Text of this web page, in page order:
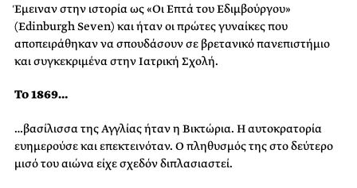
Έμειναν στην ιστορία ως «Οι Επτά του Εδιμβούργου»
(Edinburgh Seven) και ήταν οι πρώτες γυναίκες που
αποπειράθηκαν να σπουδάσουν σε βρετανικό πανεπιστήμιο
και συγκεκριμένα στην Ιατρική Σχολή.
Το 1869…
…βασίλισσα της Αγγλίας ήταν η Βικτώρια. Η αυτοκρατορία
ευημερούσε και επεκτεινόταν. Ο πληθυσμός της στο δεύτερο
μισό του αιώνα είχε σχεδόν διπλασιαστεί.